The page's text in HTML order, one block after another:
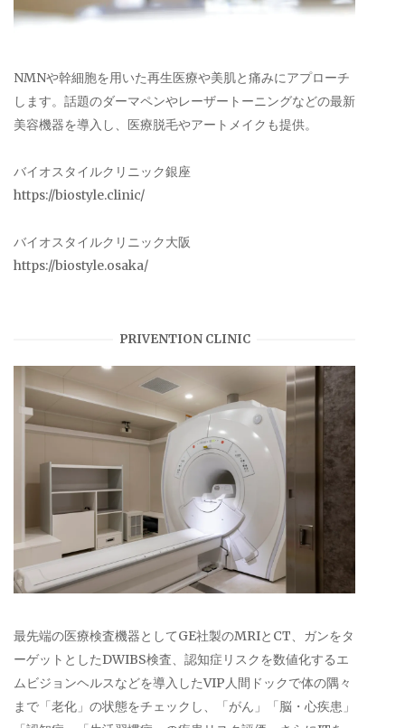
NMNや幹細胞を用いた再生医療や美肌と痛みにアプローチ
します。話題のダーマペンやレーザートーニングなどの最新
美容機器を導入し、医療脱毛やアートメイクも提供。
バイオスタイルクリニック銀座
https://biostyle.clinic/
バイオスタイルクリニック大阪
https://biostyle.osaka/
PRIVENTION CLINIC
最先端の医療検査機器としてGE社製のMRIとCT、ガンをタ
ーゲットとしたDWIBS検査、認知症リスクを数値化するエ
ムビジョンヘルスなどを導入したVIP人間ドックで体の隅々
まで「老化」の状態をチェックし、「がん」「脳・心疾患」